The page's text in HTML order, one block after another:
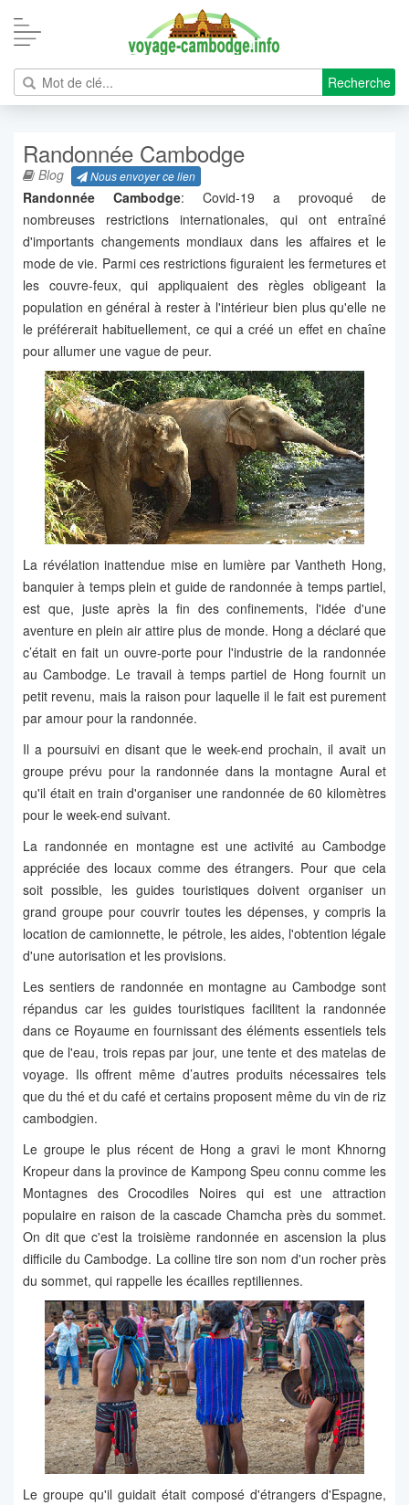
Recherche
Randonnée Cambodge
Blog Nous envoyer ce lien
Randonnée Cambodge: Covid-19 a provoqué de
nombreuses restrictions internationales, qui ont entraîné
d'importants changements mondiaux dans les affaires et le
mode de vie. Parmi ces restrictions figuraient les fermetures et
les couvre-feux, qui appliquaient des règles obligeant la
population en général à rester à l'intérieur bien plus qu'elle ne
le préférerait habituellement, ce qui a créé un effet en chaîne
pour allumer une vague de peur.
La révélation inattendue mise en lumière par Vantheth Hong,
banquier à temps plein et guide de randonnée à temps partiel,
est que, juste après la fin des confinements, l'idée d'une
aventure en plein air attire plus de monde. Hong a déclaré que
c’était en fait un ouvre-porte pour l'industrie de la randonnée
au Cambodge. Le travail à temps partiel de Hong fournit un
petit revenu, mais la raison pour laquelle il le fait est purement
par amour pour la randonnée.
Il a poursuivi en disant que le week-end prochain, il avait un
groupe prévu pour la randonnée dans la montagne Aural et
qu'il était en train d'organiser une randonnée de 60 kilomètres
pour le week-end suivant.
La randonnée en montagne est une activité au Cambodge
appréciée des locaux comme des étrangers. Pour que cela
soit possible, les guides touristiques doivent organiser un
grand groupe pour couvrir toutes les dépenses, y compris la
location de camionnette, le pétrole, les aides, l'obtention légale
d'une autorisation et les provisions.
Les sentiers de randonnée en montagne au Cambodge sont
répandus car les guides touristiques facilitent la randonnée
dans ce Royaume en fournissant des éléments essentiels tels
que de l'eau, trois repas par jour, une tente et des matelas de
voyage. Ils offrent même d’autres produits nécessaires tels
que du thé et du café et certains proposent même du vin de riz
cambodgien.
Le groupe le plus récent de Hong a gravi le mont Khnorng
Kropeur dans la province de Kampong Speu connu comme les
Montagnes des Crocodiles Noires qui est une attraction
populaire en raison de la cascade Chamcha près du sommet.
On dit que c'est la troisième randonnée en ascension la plus
difficile du Cambodge. La colline tire son nom d'un rocher près
du sommet, qui rappelle les écailles reptiliennes.
Le groupe qu'il guidait était composé d'étrangers d'Espagne,